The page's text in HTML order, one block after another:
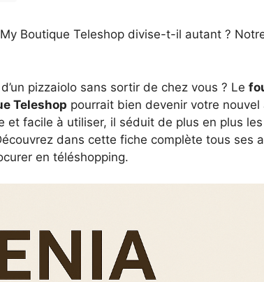
Boutique Teleshop divise-t-il autant ?
pizzaiolo sans sortir de chez vous ? Le
Teleshop pourrait bien devenir votre nouvel
et facile à utiliser, il séduit de plus en plus les
dans cette fiche complète tous ses
en téléshopping.